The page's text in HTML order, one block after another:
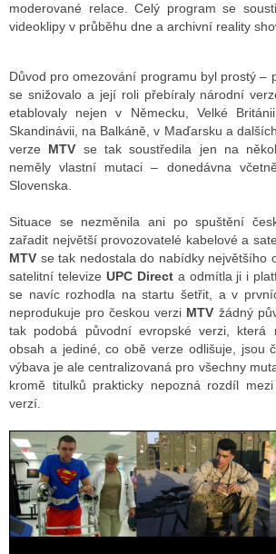
moderované relace. Celý program se
videoklipy v průběhu dne a archivní reality
Důvod pro omezování programu byl prostý –
se snižovalo a její roli přebíraly národní
etablovaly nejen v Německu, Velké
Skandinávii, na Balkáně, v Maďarsku a
verze MTV se tak soustředila jen na
neměly vlastní mutaci – donedávna
Slovenska.
Situace se nezměnila ani po spuštění
zařadit největší provozovatelé kabelové a
MTV se tak nedostala do nabídky největšího
satelitní televize UPC Directa odmítla ji i
se navíc rozhodla na startu šetřit, a v
neprodukuje pro českou verzi MTV žádný
tak podobá původní evropské verzi, která
obsah a jediné, co obě verze odlišuje, jsou
výbava je ale centralizovaná pro všechny
kromě titulků prakticky nepozná rozdíl
verzí.